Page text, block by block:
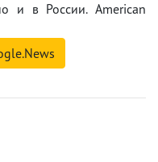
и в России. American